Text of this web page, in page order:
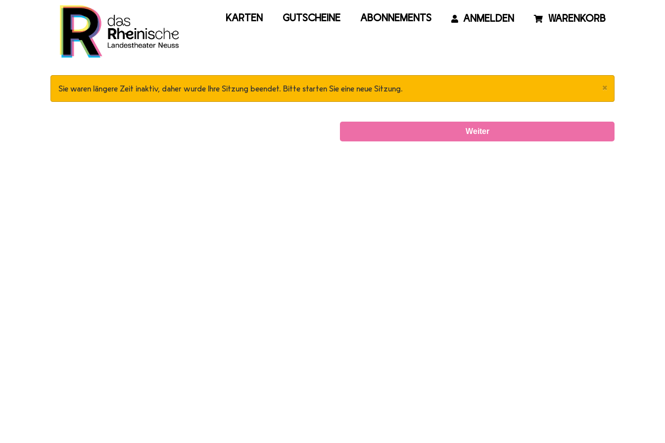
KARTEN GUTSCHEINE ABONNEMENTS ANMELDEN WARENKORB
×
Sie waren längere Zeit inaktiv, daher wurde Ihre Sitzung beendet. Bitte starten Sie eine neue Sitzung.
Weiter